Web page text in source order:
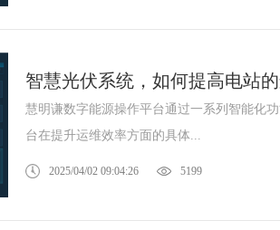
智慧光伏系统，如何提高电站
慧明谦数字能源操作平台通过一系列智能化
台在提升运维效率方面的具体...
2025/04/02 09:04:26 5199